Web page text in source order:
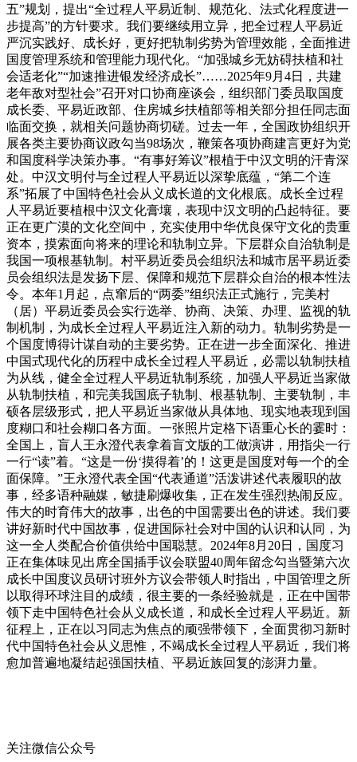
五”规划，提出“全过程人平易近制、规范化、法式化程度进一
步提高”的方针要求。我们要继续用立异，把全过程人平易近
严沉实践好、成长好，更好把轨制劣势为管理效能，全面推进
国度管理系统和管理能力现代化。“加强城乡无妨碍扶植和社
会适老化”“加速推进银发经济成长”……2025年9月4日，共建
老年敌对型社会”召开对口协商座谈会，组织部门委员取国度
成长委、平易近政部、住房城乡扶植部等相关部分担任同志面
临面交换，就相关问题协商切磋。过去一年，全国政协组织开
展各类主要协商议政勾当98场次，鞭策各项协商建言更好为党
和国度科学决策办事。“有事好筹议”根植于中汉文明的汗青深
处。中汉文明付与全过程人平易近以深挚底蕴，“第二个连
系”拓展了中国特色社会从义成长道的文化根底。成长全过程
人平易近要植根中汉文化膏壤，表现中汉文明的凸起特征。要
正在更广漠的文化空间中，充实使用中华优良保守文化的贵重
资本，摸索面向将来的理论和轨制立异。下层群众自治轨制是
我国一项根基轨制。村平易近委员会组织法和城市居平易近委
员会组织法是发扬下层、保障和规范下层群众自治的根本性法
令。本年1月起，点窜后的“两委”组织法正式施行，完美村
（居）平易近委员会实行选举、协商、决策、办理、监视的轨
制机制，为成长全过程人平易近注入新的动力。轨制劣势是一
个国度博得计谋自动的主要劣势。正在进一步全面深化、推进
中国式现代化的历程中成长全过程人平易近，必需以轨制扶植
为从线，健全全过程人平易近轨制系统，加强人平易近当家做
从轨制扶植，和完美我国底子轨制、根基轨制、主要轨制，丰
硕各层级形式，把人平易近当家做从具体地、现实地表现到国
度糊口和社会糊口各方面。一张照片定格下语重心长的霎时：
全国上，盲人王永澄代表拿着盲文版的工做演讲，用指尖一行
一行“读”着。“这是一份‘摸得着’的！这更是国度对每一个的全
面保障。”王永澄代表全国“代表通道”活泼讲述代表履职的故
事，经多语种融媒，敏捷刷爆收集，正在发生强烈热闹反应。
伟大的时育伟大的故事，出色的中国需要出色的讲述。我们要
讲好新时代中国故事，促进国际社会对中国的认识和认同，为
这一全人类配合价值供给中国聪慧。2024年8月20日，国度习
正在集体味见出席全国插手议会联盟40周年留念勾当暨第六次
成长中国度议员研讨班外方议会带领人时指出，中国管理之所
以取得环球注目的成绩，很主要的一条经验就是，正在中国带
领下走中国特色社会从义成长道，和成长全过程人平易近。新
征程上，正在以习同志为焦点的顽强带领下，全面贯彻习新时
代中国特色社会从义思惟，不竭成长全过程人平易近，我们将
愈加普遍地凝结起强国扶植、平易近族回复的澎湃力量。
关注微信公众号